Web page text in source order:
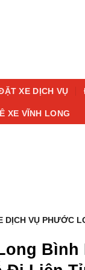
XE DỊCH VỤ
XE VĨNH LONG
DỊCH VỤ PHƯỚC
Bình